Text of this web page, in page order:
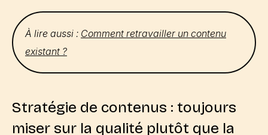
À lire aussi : Comment retravailler un contenu
existant ?
Stratégie de contenus : toujours
miser sur la qualité plutôt que la